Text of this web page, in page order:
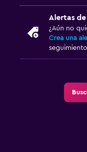
Alertas
¿Aún no
Crea una